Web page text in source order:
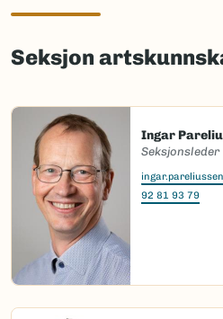
Seksjon
Ingar
Seksjonsleder
92 81 93 79